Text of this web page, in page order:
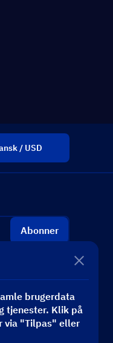
/ USD
Abonner
brugerdata
tjenester. Klik på
via "Tilpas" eller